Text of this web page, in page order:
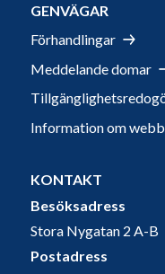
GENVÄGAR
Förhandlingar
Meddelande domar
Information om
KONTAKT
Besöksadress
Stora Nygatan 2 A-B
Postadress